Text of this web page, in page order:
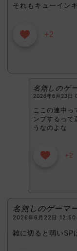
それもキューイン
+2
名無しのゲ
2026年6月23日
ここの連中っ
ンプするって
うなのよな
+2
名無しのゲーマ
2026年6月22日 12:50
雑に切ると弱いSP